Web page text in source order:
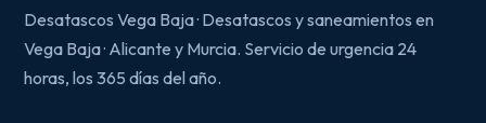
Desatascos Vega Baja · Desatascos y saneamientos en
Vega Baja · Alicante y Murcia. Servicio de urgencia 24
horas, los 365 días del año.